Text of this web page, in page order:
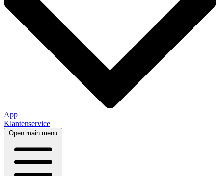
App
Klantenservice
Open main menu